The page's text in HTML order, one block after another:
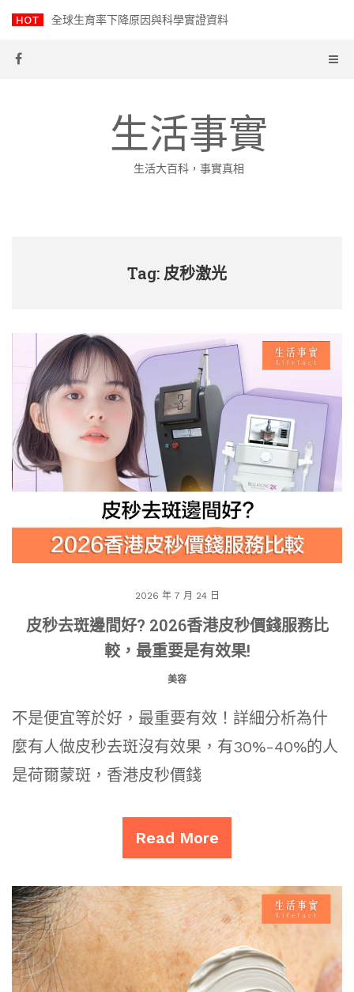
HOT 全球生育率下降原因與科學實證資料
生活事實
生活大百科，事實真相
Tag: 皮秒激光
2026 年 7 月 24 日
皮秒去斑邊間好? 2026香港皮秒價錢服務比
較，最重要是有效果!
美容
不是便宜等於好，最重要有效！詳細分析為什
麼有人做皮秒去斑沒有效果，有30%-40%的人
是荷爾蒙斑，香港皮秒價錢
Read More